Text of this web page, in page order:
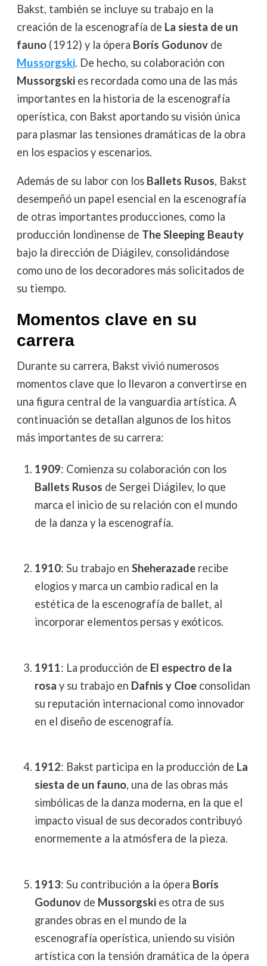
Bakst, también se incluye su trabajo en la
creación de la escenografía de La siesta de un
fauno(1912) y la ópera Borís Godunovde
Mussorgski. De hecho, su colaboración con
Mussorgskies recordada como una de las más
importantes en la historia de la escenografía
operística, con Bakst aportando su visión única
para plasmar las tensiones dramáticas de la obra
en los espacios y escenarios.
Además de su labor con los Ballets Rusos, Bakst
desempeñó un papel esencial en la escenografía
de otras importantes producciones, como la
producción londinense de The Sleeping Beauty
bajo la dirección de Diágilev, consolidándose
como uno de los decoradores más solicitados de
su tiempo.
Momentos clave en su
carrera
Durante su carrera, Bakst vivió numerosos
momentos clave que lo llevaron a convertirse en
una figura central de la vanguardia artística. A
continuación se detallan algunos de los hitos
más importantes de su carrera:
1909: Comienza su colaboración con los
Ballets Rusos de Sergei Diágilev, lo que
marca el inicio de su relación con el mundo
de la danza y la escenografía.
1910: Su trabajo en Sheherazaderecibe
elogios y marca un cambio radical en la
estética de la escenografía de ballet, al
incorporar elementos persas y exóticos.
1911: La producción de El espectro de la
rosa y su trabajo en Dafnis y Cloeconsolidan
su reputación internacional como innovador
en el diseño de escenografía.
1912: Bakst participa en la producción de La
siesta de un fauno, una de las obras más
simbólicas de la danza moderna, en la que el
impacto visual de sus decorados contribuyó
enormemente a la atmósfera de la pieza.
1913: Su contribución a la ópera Borís
Godunovde Mussorgskies otra de sus
grandes obras en el mundo de la
escenografía operística, uniendo su visión
artística con la tensión dramática de la ópera